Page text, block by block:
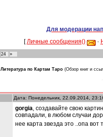
Для модерации
[ Личные сообщения() ·
24 »
Литература по Картам Таро (Обзор книг и
Дата: Понедельник, 22.09.2014,
gorgia, создавайте свою
совпадали, в любом случаи
нее карта звезда это ..опа